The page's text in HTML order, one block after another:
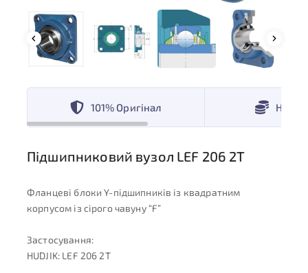
101% Оригінал
Підшипниковий вузол LEF 206 2T
Фланцеві блоки Y-підшипників із квадратним
корпусом із сірого чавуну “F”
Застосування:
HUDJIK: LEF 206 2T